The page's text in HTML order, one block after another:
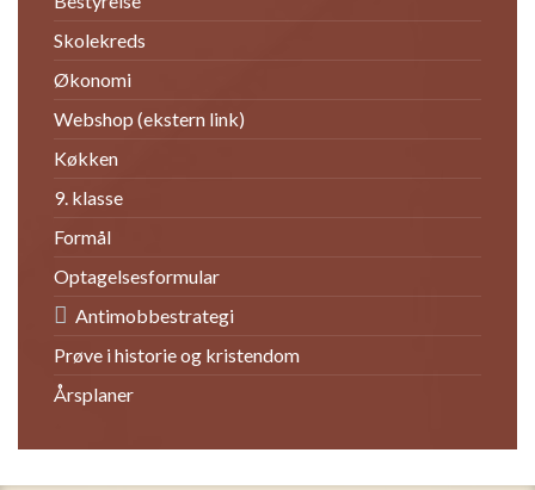
Skolekreds
Økonomi
Webshop (ekstern link)
Køkken
9. klasse
Formål
Optagelsesformular
Antimobbestrategi
Prøve i historie og kristendom
Årsplaner